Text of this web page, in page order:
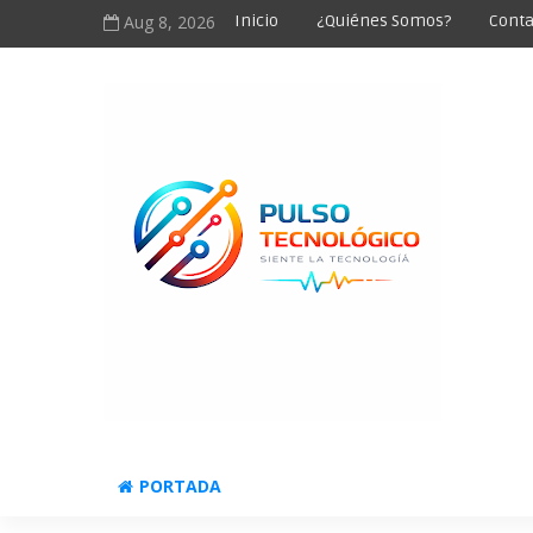
Aug 8, 2026 Inicio ¿Quiénes Somos?
PORTADA